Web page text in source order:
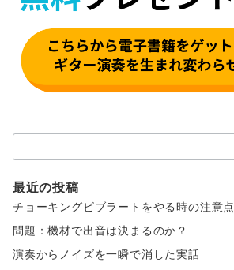
索：
最近の投稿
チョーキングビブラートをやる時の注意点
問題：機材で出音は決まるのか？
演奏からノイズを一瞬で消した実話